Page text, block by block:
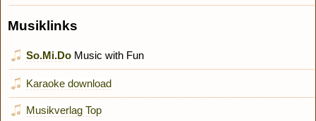
Musiklinks
So.Mi.Do Music with Fun
Karaoke download
Musikverlag Top